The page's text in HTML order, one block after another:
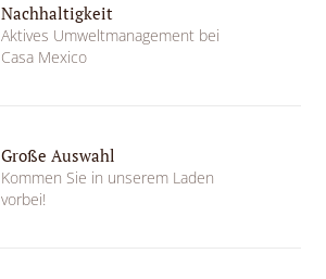
Nachhaltigkeit
Aktives Umweltmanagement bei
Casa Mexico
Große Auswahl
Kommen Sie in unserem Laden
vorbei!